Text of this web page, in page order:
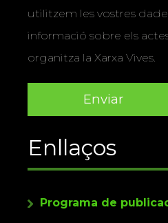
utilitzem les vostres
informació sobre els
organitza la Xarxa Vives.
Enllaços
Programa de